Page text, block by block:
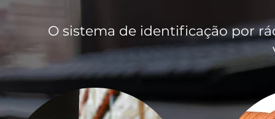
O sistema de identificação por